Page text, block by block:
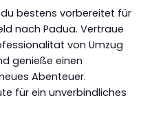
bestens vorbereitet für
nach Padua. Vertraue
von Umzug
genieße einen
Abenteuer.
für ein unverbindliches